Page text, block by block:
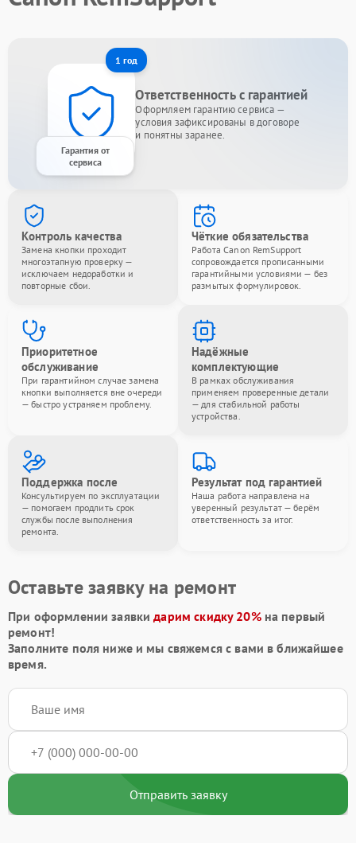
1 год
Гарантия от
сервиса
Ответственность с гарантией
Оформляем гарантию сервиса —
условия зафиксированы в договоре
и понятны заранее.
Контроль качества
Замена кнопки проходит
многоэтапную проверку —
исключаем недоработки и
повторные сбои.
Чёткие обязательства
Работа Canon RemSupport
сопровождается прописанными
гарантийными условиями — без
размытых формулировок.
Приоритетное
обслуживание
При гарантийном случае замена
кнопки выполняется вне очереди
— быстро устраняем проблему.
Надёжные
комплектующие
В рамках обслуживания
применяем проверенные детали
— для стабильной работы
устройства.
Поддержка после
Консультируем по эксплуатации
— помогаем продлить срок
службы после выполнения
ремонта.
Результат под гарантией
Наша работа направлена на
уверенный результат — берём
ответственность за итог.
Оставьте заявку на ремонт
При оформлении заявкидарим скидку 20%на первый
ремонт!
Заполните поля ниже и мы свяжемся с вами в ближайшее
время.
Отправить заявку